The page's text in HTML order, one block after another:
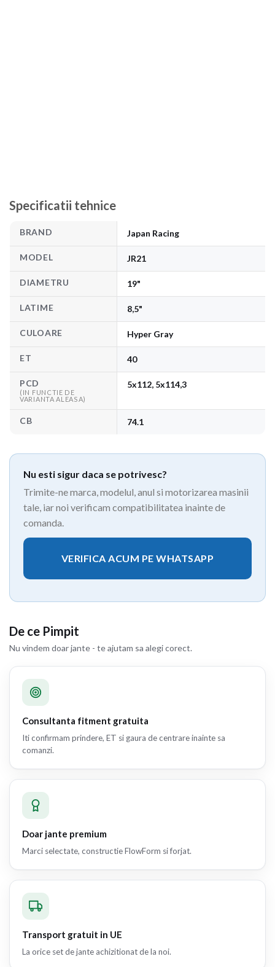
Specificatii tehnice
BRAND Japan Racing
MODEL JR21
DIAMETRU 19"
LATIME 8,5"
CULOARE Hyper Gray
ET 40
PCD
(IN FUNCTIE DE
VARIANTA ALEASA)
5x112, 5x114,3
CB 74.1
Nu esti sigur daca se potrivesc?
Trimite-ne marca, modelul, anul si motorizarea masinii
tale, iar noi verificam compatibilitatea inainte de
comanda.
VERIFICA ACUM PE WHATSAPP
De ce Pimpit
Nu vindem doar jante - te ajutam sa alegi corect.
Consultanta fitment gratuita
Iti confirmam prindere, ET si gaura de centrare inainte sa
comanzi.
Doar jante premium
Marci selectate, constructie FlowForm si forjat.
Transport gratuit in UE
La orice set de jante achizitionat de la noi.